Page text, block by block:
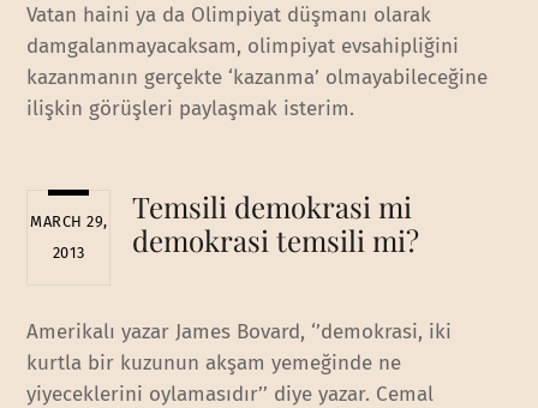
Vatan haini ya da Olimpiyat düşmanı olarak
damgalanmayacaksam, olimpiyat evsahipliğini
kazanmanın gerçekte ‘kazanma’ olmayabileceğine
ilişkin görüşleri paylaşmak isterim.
MARCH 29,
2013
Temsili demokrasi mi
demokrasi temsili mi?
Amerikalı yazar James Bovard, ‘’demokrasi, iki
kurtla bir kuzunun akşam yemeğinde ne
yiyeceklerini oylamasıdır’’ diye yazar. Cemal